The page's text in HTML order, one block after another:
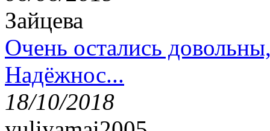
Зайцева
Очень остались
Надёжнос...
18/10/2018